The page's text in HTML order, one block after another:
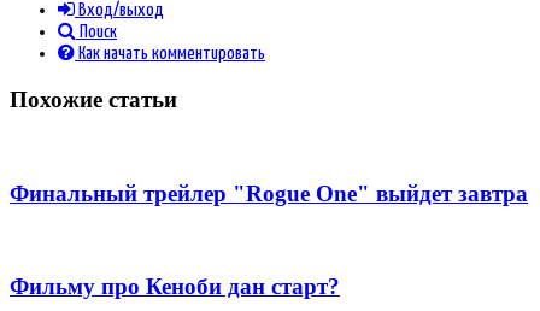
Вход/выход
Поиск
Как начать комментировать
Похожие статьи
Финальный трейлер "Rogue One" выйдет завтра
Фильму про Кеноби дан старт?